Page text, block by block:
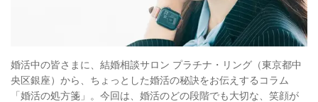
婚活中の皆さまに、結婚相談サロン プラチナ・リング（東京都中
央区銀座） から、 ちょっとした婚活の秘訣をお伝えするコラム
「婚活の処方箋」。今回は、婚活のどの段階でも大切な、笑顔が